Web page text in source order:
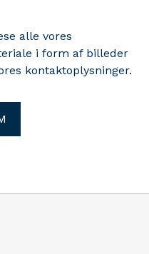
bryde berøringsangst
alle vores
i form af billeder
kontaktoplysninger.